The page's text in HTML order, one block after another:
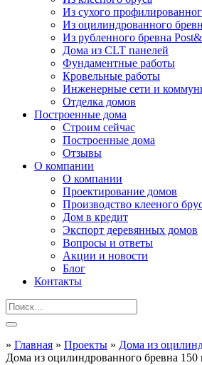
Из сухого
Из оцилиндрованного
Из рубленного бревна
Дома из CLT панелей
Фундаментные работы
Кровельные работы
Инженерные сети и
Отделка домов
Построенные дома
Строим сейчас
Построенные дома
Отзывы
О компании
О компании
Проектирование домов
Производство клееного
Дом в кредит
Экспорт деревянных домов
Вопросы и ответы
Акции и новости
Блог
Контакты
» Главная » Проекты » Дома из
Дома из оцилиндрованного бревна 150